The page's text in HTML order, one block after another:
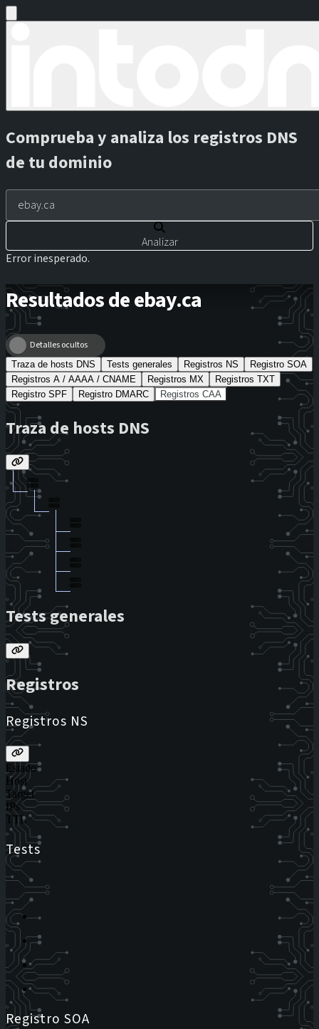
Comprueba y analiza los registros DNS
de tu dominio
Analizar
Error inesperado.
Resultados de ebay.ca
Detalles ocultos
Traza de hosts DNS Tests generales Registros NS
Registro SOA
Registros A / AAAA / CNAME
Registros MX
Registros TXT
Registro SPF
Registro DMARC Registros CAA
Traza de hosts DNS
Tests generales
Registros
Registros NS
Estado
Host
Target
IPs
TTL
Tests
Registro SOA